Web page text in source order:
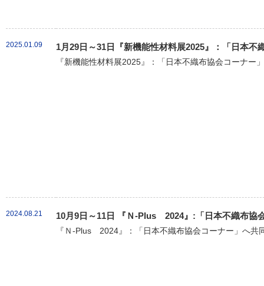
2025.01.09 1月29日～31日『新機能性材料展2025』：「日本不
『新機能性材料展2025』：「日本不織布協会コーナ
2024.08.21 10月9日～11日 『Ｎ-Plus 2024』:「日本不織布協
『Ｎ-Plus 2024』：「日本不織布協会コーナー」へ共